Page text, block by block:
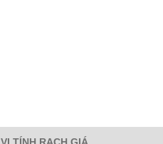
VI TÍNH RẠCH GIÁ